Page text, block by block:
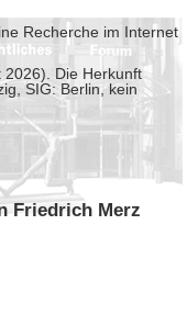
Recherche im Internet
2026). Die Herkunft
SIG: Berlin, kein
Friedrich Merz